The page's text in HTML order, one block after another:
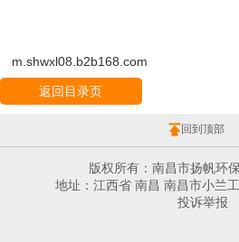
m.shwxl08.b2b168.com
返回目录页
回到顶部
版权所有：南昌市扬帆环
地址：江西省 南昌 南昌市小兰
投诉举报